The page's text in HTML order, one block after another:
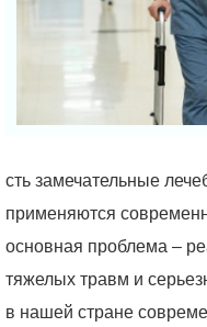
сть замечательные
применяются
основная проблема –
тяжелых травм и
в нашей стране